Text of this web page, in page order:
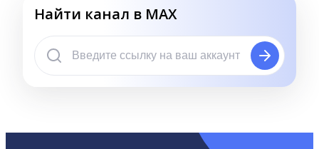
Найти канал в MAX